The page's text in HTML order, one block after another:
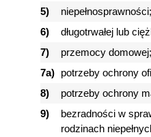
5)
niepełnosprawności;
6)
długotrwałej lub
7)
przemocy domowej;
7a) potrzeby ochrony
8)
potrzeby ochrony
9)
bezradności w
rodzinach